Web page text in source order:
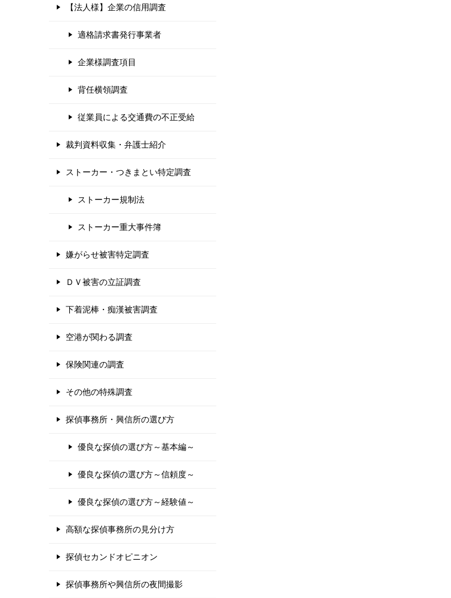
【法人様】企業の信用調査
適格請求書発行事業者
企業様調査項目
背任横領調査
従業員による交通費の不正受給
裁判資料収集・弁護士紹介
ストーカー・つきまとい特定調査
ストーカー規制法
ストーカー重大事件簿
嫌がらせ被害特定調査
ＤＶ被害の立証調査
下着泥棒・痴漢被害調査
空港が関わる調査
保険関連の調査
その他の特殊調査
探偵事務所・興信所の選び方
優良な探偵の選び方～基本編～
優良な探偵の選び方～信頼度～
優良な探偵の選び方～経験値～
高額な探偵事務所の見分け方
探偵セカンドオピニオン
探偵事務所や興信所の夜間撮影